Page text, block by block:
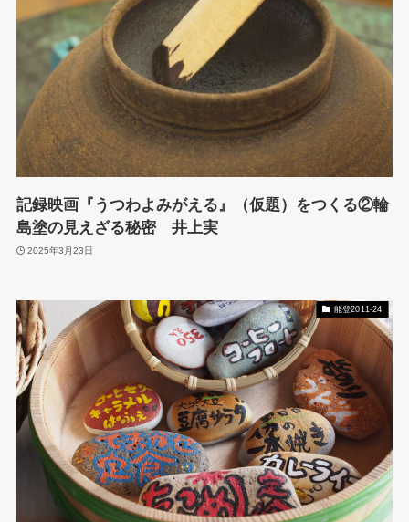
記録映画『うつわよみがえる』（仮題）をつくる②輪
島塗の見えざる秘密 井上実
2025年3月23日
能登2011-24